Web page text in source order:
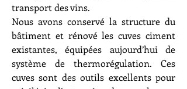
transport des vins.
Nous avons conservé la structure du
bâtiment et rénové les cuves ciment
existantes, équipées aujourd’hui de
système de thermorégulation. Ces
cuves sont des outils excellents pour